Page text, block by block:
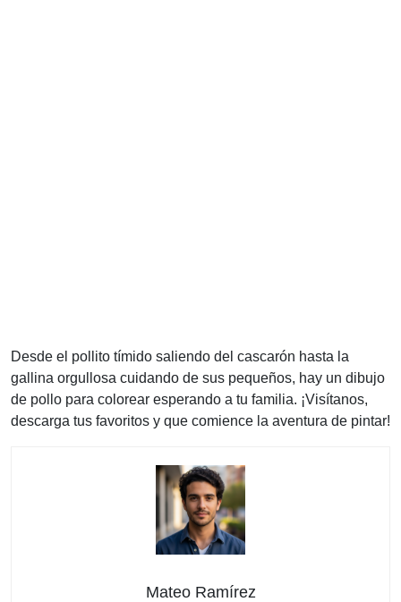
Desde el pollito tímido saliendo del cascarón hasta la
gallina orgullosa cuidando de sus pequeños, hay un dibujo
de pollo para colorear esperando a tu familia. ¡Visítanos,
descarga tus favoritos y que comience la aventura de pintar!
Mateo Ramírez